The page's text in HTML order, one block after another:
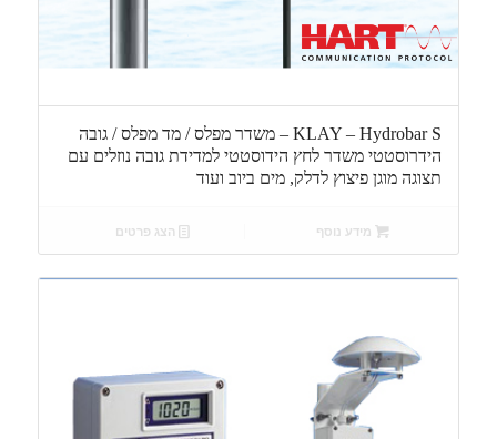
KLAY – Hydrobar S – משדר מפלס / מד מפלס / גובה
הידרוסטטי משדר לחץ הידוסטטי למדידת גובה נוזלים עם
תצוגה מוגן פיצוץ לדלק, מים ביוב ועוד
מידע נוסף הצג פרטים